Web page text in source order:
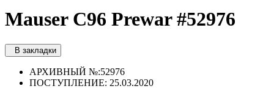
Mauser C96 Prewar #52976
В закладки
АРХИВНЫЙ №:52976
ПОСТУПЛЕНИЕ: 25.03.2020